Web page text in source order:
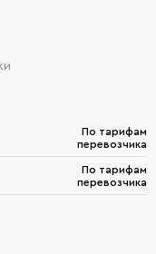
По тарифам
перевозчика
По тарифам
перевозчика